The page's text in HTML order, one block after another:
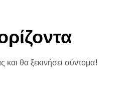
και θα ξεκινήσει σύντομα!